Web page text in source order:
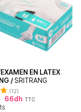
EN LATEX
/SRITRANG
(12)
66dh TTC